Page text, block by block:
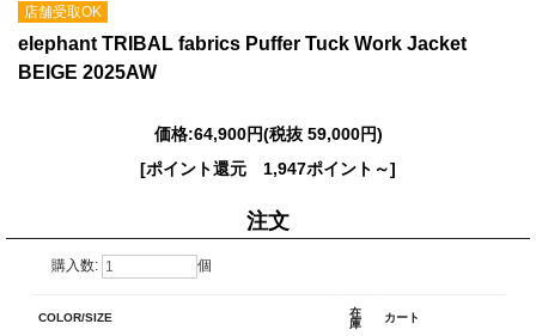
店舗受取OK
elephant TRIBAL fabrics Puffer Tuck Work Jacket
BEIGE 2025AW
価格:64,900円(税抜 59,000円)
[ポイント還元 1,947ポイント～]
注文
購入数: 個
COLOR/SIZE
在
庫
カート